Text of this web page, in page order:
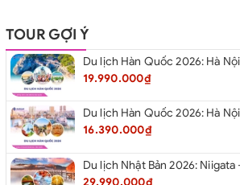
TOUR GỢI Ý
19.990.000₫
16.390.000₫
29.990.000₫